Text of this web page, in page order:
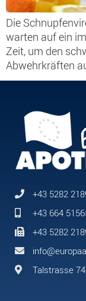
Die
warten auf ein
Zeit, um den
Abwehrkräften
+43 5282
+43 664
+43 5282
Talstrasse